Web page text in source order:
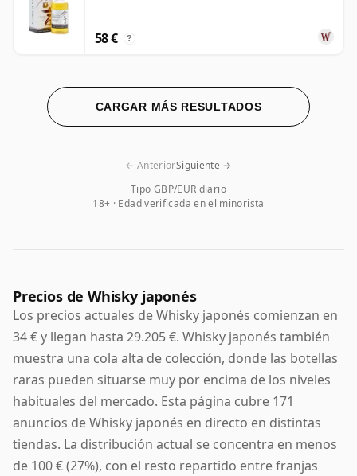
58 € ?
CARGAR MÁS RESULTADOS
Tipo GBP/EUR diario
18+ · Edad verificada en el minorista
← AnteriorSiguiente →
Precios de Whisky japonés
Los precios actuales de Whisky japonés comienzan en
34 € y llegan hasta 29.205 €. Whisky japonés también
muestra una cola alta de colección, donde las botellas
raras pueden situarse muy por encima de los niveles
habituales del mercado. Esta página cubre 171
anuncios de Whisky japonés en directo en distintas
tiendas. La distribución actual se concentra en menos
de 100 € (27%), con el resto repartido entre franjas